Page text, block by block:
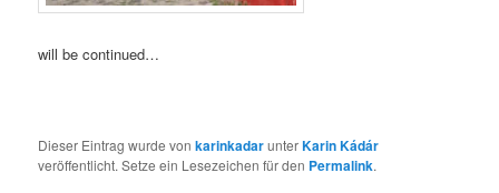
will be continued…
Dieser Eintrag wurde vonkarinkadarunterKarin Kádár
veröffentlicht. Setze ein Lesezeichen für den Permalink.